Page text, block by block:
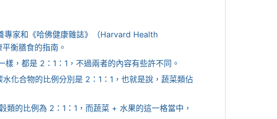
專家和《哈佛健康雜誌》（Harvard Health
衡膳食的指南。
，都是 2：1：1，不過兩者的內容有些許不同。
化合物的比例分別是 2：1：1，也就是說，蔬菜類佔
的比例為 2：1：1，而蔬菜 + 水果的這一格當中，